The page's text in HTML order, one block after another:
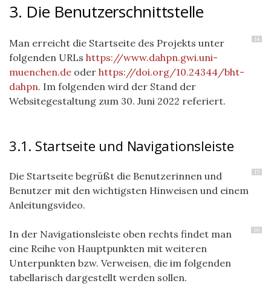
3. Die Benutzerschnittstelle
14
Man erreicht die Startseite des Projekts unter
folgenden URLs https://www.dahpn.gwi.uni-
muenchen.de oder https://doi.org/10.24344/bht-
dahpn. Im folgenden wird der Stand der
Websitegestaltung zum 30. Juni 2022 referiert.
3.1. Startseite und Navigationsleiste
15
Die Startseite begrüßt die Benutzerinnen und
Benutzer mit den wichtigsten Hinweisen und einem
Anleitungsvideo.
16
In der Navigationsleiste oben rechts findet man
eine Reihe von Hauptpunkten mit weiteren
Unterpunkten bzw. Verweisen, die im folgenden
tabellarisch dargestellt werden sollen.